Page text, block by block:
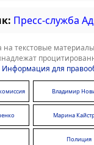
Пресс-служба
текстовые
Информация для
Владимир
Марина
Полиция